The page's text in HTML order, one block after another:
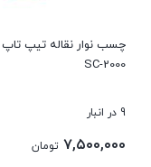
SC-2000
9 در انبار
۷,۵۰۰,۰۰۰ تومان